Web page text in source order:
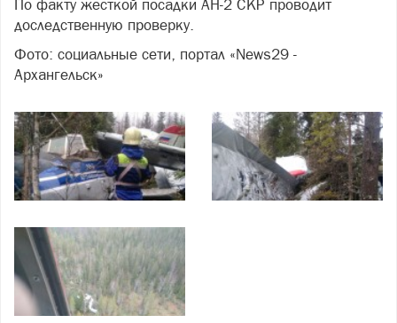
По факту жесткой посадки АН-2 СКР проводит
доследственную проверку.
Фото: социальные сети, портал «News29 -
Архангельск»